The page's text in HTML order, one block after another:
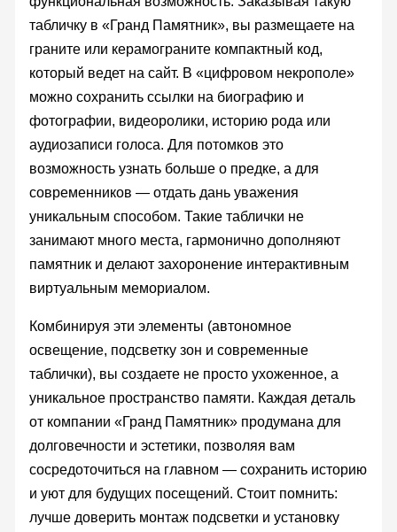
табличку в «Гранд Памятник», вы размещаете на
граните или керамограните компактный код,
который ведет на сайт. В «цифровом некрополе»
можно сохранить ссылки на биографию и
фотографии, видеоролики, историю рода или
аудиозаписи голоса. Для потомков это
возможность узнать больше о предке, а для
современников — отдать дань уважения
уникальным способом. Такие таблички не
занимают много места, гармонично дополняют
памятник и делают захоронение интерактивным
виртуальным мемориалом.
Комбинируя эти элементы (автономное
освещение, подсветку зон и современные
таблички), вы создаете не просто ухоженное, а
уникальное пространство памяти. Каждая деталь
от компании «Гранд Памятник» продумана для
долговечности и эстетики, позволяя вам
сосредоточиться на главном — сохранить историю
и уют для будущих посещений. Стоит помнить:
лучше доверить монтаж подсветки и установку